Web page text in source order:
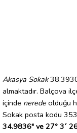
Akasya Sokak
almaktadır. Balçova
içinde nerede olduğu
Sokak posta kodu
34.9836" ve 27° 3´